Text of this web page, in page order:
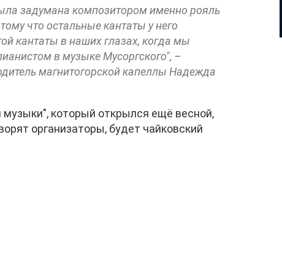
задумана композитором именно рояль
что остальные кантаты у него
кантаты в наших глазах, когда мы
в музыке Мусоргского", –
магнитогорской капеллы Надежда
который открылся ещё весной,
организаторы, будет чайковский